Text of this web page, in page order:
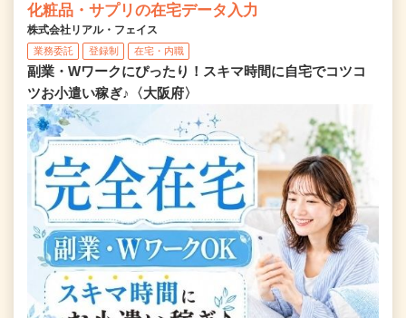
化粧品・サプリの在宅データ入力
株式会社リアル・フェイス
業務委託 登録制 在宅・内職
副業・Wワークにぴったり！スキマ時間に自宅でコツコ
ツお小遣い稼ぎ♪〈大阪府〉